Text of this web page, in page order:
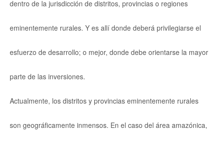
dentro de la jurisdicción de distritos, provincias o regiones
eminentemente rurales. Y es allí donde deberá privilegiarse el
esfuerzo de desarrollo; o mejor, donde debe orientarse la mayor
parte de las inversiones.
Actualmente, los distritos y provincias eminentemente rurales
son geográficamente inmensos. En el caso del área amazónica,